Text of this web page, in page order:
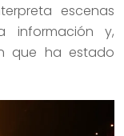
escenas
y,
que ha estado